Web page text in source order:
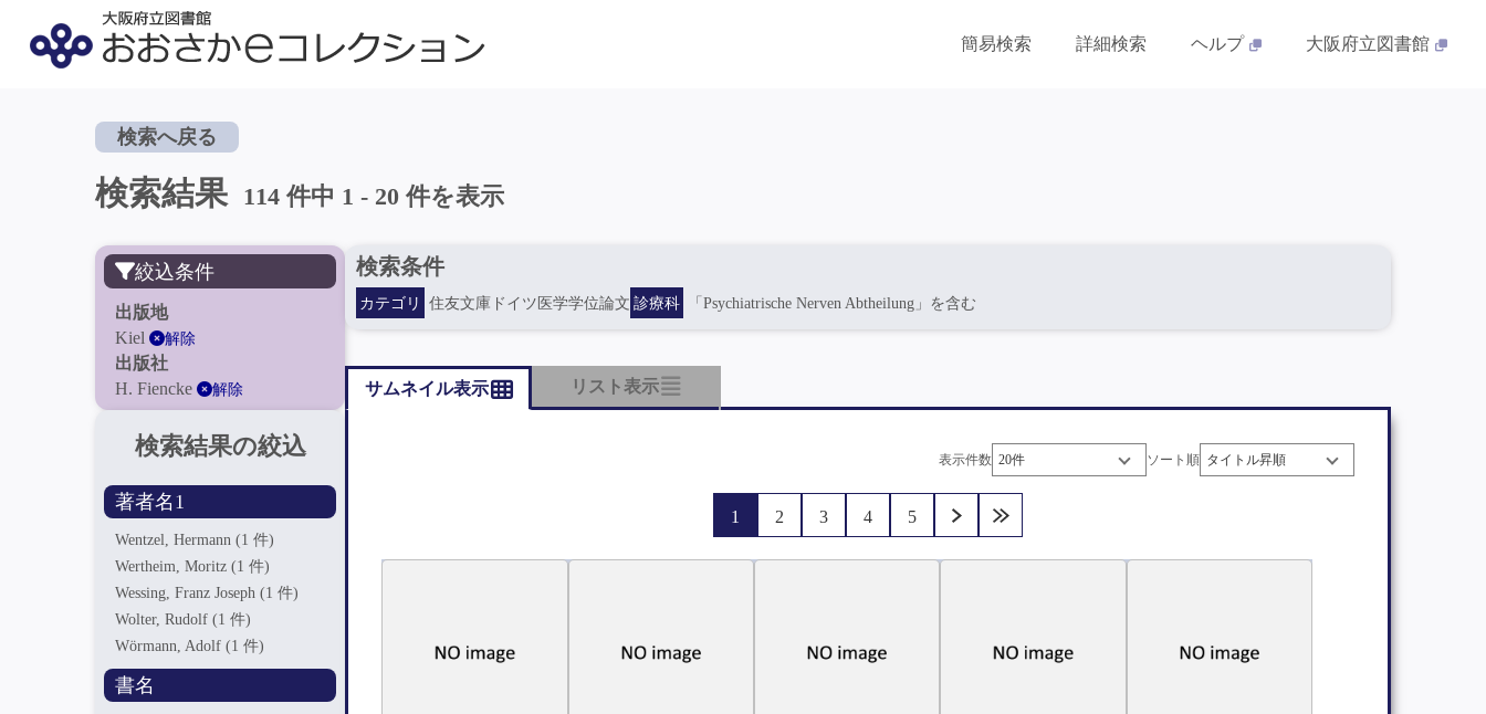
簡易検索 詳細検索 ヘルプ 大阪府立図書館
検索へ戻る
検索結果 114 件中 1 - 20 件を表示
絞込条件
出版地
Kiel
解除
出版社
H. Fiencke
解除
検索結果の絞込
著者名1
Wentzel, Hermann(1 件)
Wertheim, Moritz(1 件)
Wessing, Franz Joseph(1 件)
Wolter, Rudolf(1 件)
Wörmann, Adolf(1 件)
書名
検索条件
カテゴリ 住友文庫ドイツ医学学位論文 診療科 「Psychiatrische Nerven Abtheilung」を含む
サムネイル表示 リスト表示
表示件数 ソート順
1 2 3 4 5